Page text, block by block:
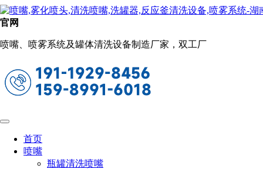
官网
喷嘴、喷雾系统及罐体清洗设备制造厂家，双工厂
首页
喷嘴
瓶罐清洗喷嘴
工业清洗喷嘴
当前位置：
SJV三件组合式喷嘴